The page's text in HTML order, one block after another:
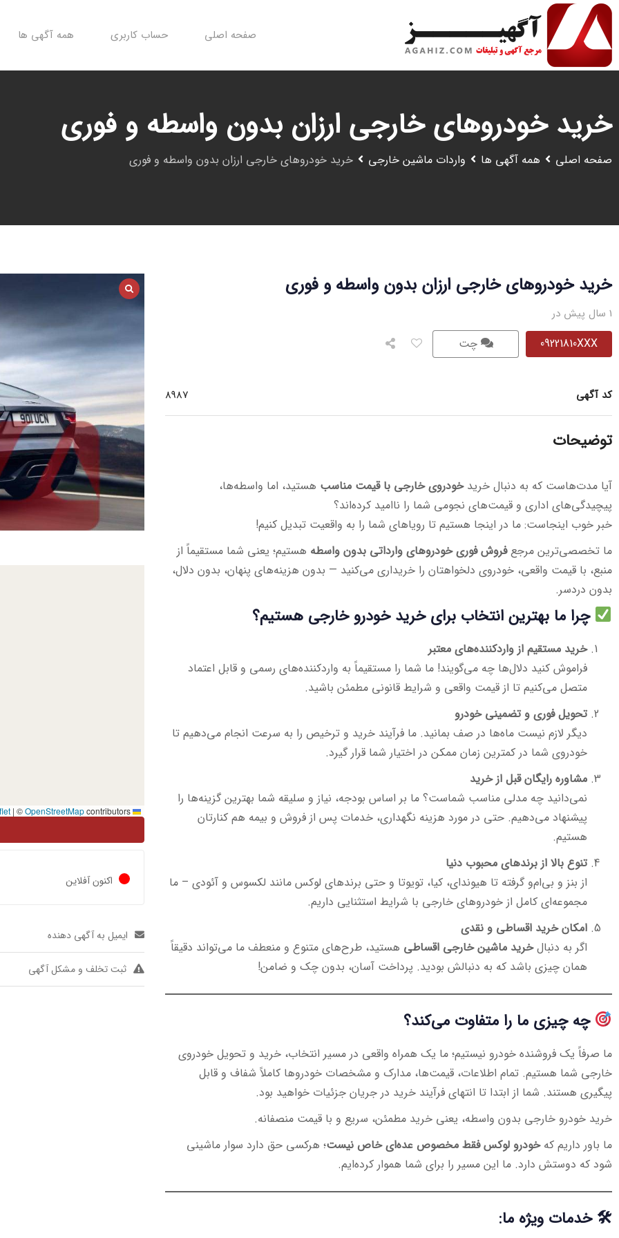
پرش
محتوا
صفحه اصلی حساب کاربری همه آگهی ها
خرید خودروهای خارجی ارزان بدون واسطه و فوری
صفحه اصلی همه آگهی ها واردات ماشین خارجی خرید خودروهای خارجی ارزان بدون واسطه و فوری
خرید خودروهای خارجی ارزان بدون واسطه و فوری
1 سال پیش در
09221810XXX چت
کد آگهی 8987
توضیحات
آیا مدت‌هاست که به دنبال خریدخودروی خارجی با قیمت مناسب هستید، اما واسطه‌ها،
پیچیدگی‌های اداری و قیمت‌های نجومی شما را ناامید کرده‌اند؟
خبر خوب اینجاست: ما در اینجا هستیم تا رویاهای شما را به واقعیت تبدیل کنیم!
ما تخصصی‌ترین مرجعفروش فوری خودروهای وارداتی بدون واسطه هستیم؛ یعنی شما مستقیماً از
منبع، با قیمت واقعی، خودروی دلخواهتان را خریداری می‌کنید — بدون هزینه‌های پنهان، بدون دلال،
بدون دردسر.
چرا ما بهترین انتخاب برای خرید خودرو خارجی هستیم؟
خرید مستقیم از واردکننده‌های معتبر
فراموش کنید دلال‌ها چه می‌گویند! ما شما را مستقیماً به واردکننده‌های رسمی و قابل اعتماد
متصل می‌کنیم تا از قیمت واقعی و شرایط قانونی مطمئن باشید.
تحویل فوری و تضمینی خودرو
دیگر لازم نیست ماه‌ها در صف بمانید. ما فرآیند خرید و ترخیص را به سرعت انجام می‌دهیم تا
خودروی شما در کمترین زمان ممکن در اختیار شما قرار گیرد.
مشاوره رایگان قبل از خرید
نمی‌دانید چه مدلی مناسب شماست؟ ما بر اساس بودجه، نیاز و سلیقه شما بهترین گزینه‌ها را
پیشنهاد می‌دهیم. حتی در مورد هزینه نگهداری، خدمات پس از فروش و بیمه هم کنارتان
هستیم.
تنوع بالا از برندهای محبوب دنیا
از بنز و بی‌ام‌و گرفته تا هیوندای، کیا، تویوتا و حتی برندهای لوکس مانند لکسوس و آئودی – ما
مجموعه‌ای کامل از خودروهای خارجی با شرایط استثنایی داریم.
امکان خرید اقساطی و نقدی
اگر به دنبالخرید ماشین خارجی اقساطی هستید، طرح‌های متنوع و منعطف ما می‌تواند دقیقاً
همان چیزی باشد که به دنبالش بودید. پرداخت آسان، بدون چک و ضامن!
چه چیزی ما را متفاوت می‌کند؟
ما صرفاً یک فروشنده خودرو نیستیم؛ ما یک همراه واقعی در مسیر انتخاب، خرید و تحویل خودروی
خارجی شما هستیم. تمام اطلاعات، قیمت‌ها، مدارک و مشخصات خودروها کاملاً شفاف و قابل
پیگیری هستند. شما از ابتدا تا انتهای فرآیند خرید در جریان جزئیات خواهید بود.
خرید خودرو خارجی بدون واسطه، یعنی خرید مطمئن، سریع و با قیمت منصفانه.
ما باور داریم کهخودرو لوکس فقط مخصوص عده‌ای خاص نیست؛ هرکسی حق دارد سوار ماشینی
شود که دوستش دارد. ما این مسیر را برای شما هموار کرده‌ایم.
🛠 خدمات ویژه ما:
| ©OpenStreetMapcontributors
اکنون آفلاین
ایمیل به آگهی دهنده
ثبت تخلف و مشکل آگهی